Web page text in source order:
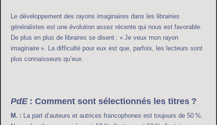
Le développement des rayons imaginaires dans les librairies
généralistes est une évolution assez récente qui nous est favorable.
De plus en plus de libraires se disent : « Je veux mon rayon
imaginaire ». La difficulté pour eux est que, parfois, les lecteurs sont
plus connaisseurs qu’eux.
PdE : Comment sont sélectionnés les titres ?
M. :
La part d’auteurs et autrices francophones est toujours de 50 %.